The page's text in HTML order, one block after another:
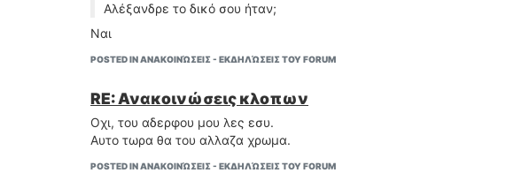
Αλέξανδρε το δικό σου ήταν;
Ναι
POSTED IN ΑΝΑΚΟΙΝΏΣΕΙΣ - ΕΚΔΗΛΏΣΕΙΣ ΤΟΥ FORUM
RE: Ανακοινώσεις κλοπων
Οχι, του αδερφου μου λες εσυ.
Αυτο τωρα θα του αλλαζα χρωμα.
POSTED IN ΑΝΑΚΟΙΝΏΣΕΙΣ - ΕΚΔΗΛΏΣΕΙΣ ΤΟΥ FORUM